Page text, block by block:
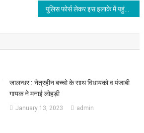
जालन्धर : नेत्रहीन बच्चो के साथ विधायको व पंजाबी
गायक ने मनाई लोहड़ी
January 13, 2023 admin